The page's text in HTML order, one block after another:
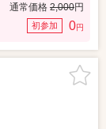
通常価格 2,000円
初参加 0円